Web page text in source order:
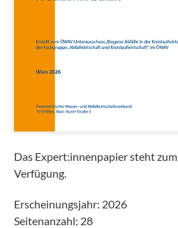
Das Expert:innenpapier steht zum
Verfügung.
Erscheinungsjahr: 2026
Seitenanzahl: 28